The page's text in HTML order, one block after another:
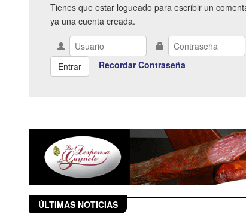
Tienes que estar logueado para escribir un
ya una cuenta creada.
Recordar Contraseña
ÚLTIMAS NOTICIAS